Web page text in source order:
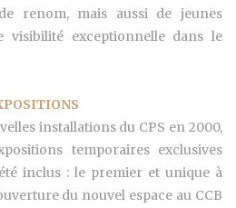
renom, mais aussi de jeunes
exceptionnelle dans le
installations du CPS en 2000,
temporaires exclusives
inclus : le premier et unique à
du nouvel espace au CCB